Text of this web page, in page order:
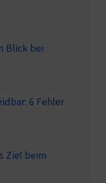
Blick bei
6 Fehler
Ziel beim